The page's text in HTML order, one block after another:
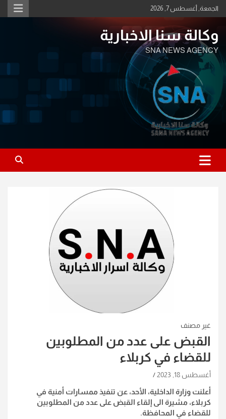
Skip
to
الجمعة, أغسطس 7, 2026
وكالة سنا الاخبارية
SNA NEWS AGENCY
غير مصنف
القبض على عدد من المطلوبين
للقضاء في كربلاء
أغسطس 18, 2023
أعلنت وزارة الداخلية، الأحد، عن تنفيذ ممسارات أمنية في
كربلاء، مشيرة الى إلقاء القبض على عدد من المطلوبين
للقضاء في المحافظة.